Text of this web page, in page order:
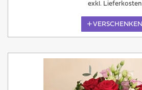
exkl. Lieferkosten
VERSCHENKEN